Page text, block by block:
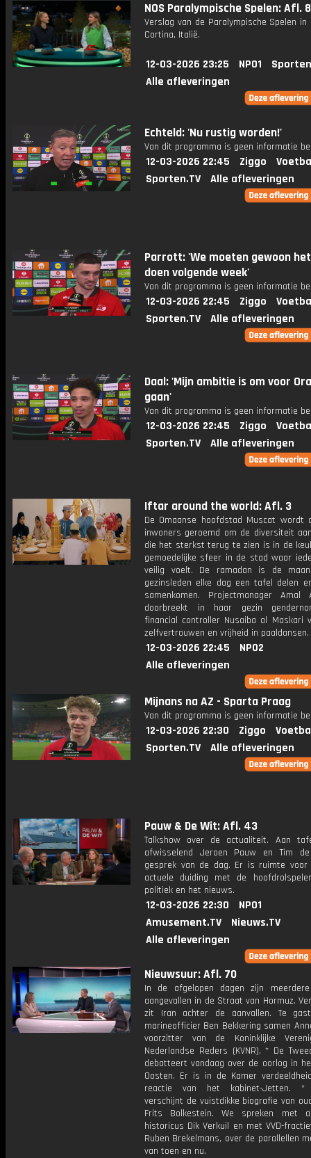
NOS Paralympische Spelen: Afl. 8
Verslag van de Paralympische Spelen in
Cortina, Italië.
12-03-2026 23:25 NPO1
Alle afleveringen
Echteld: 'Nu rustig worden!'
Van dit programma is geen informatie
12-03-2026 22:45 Ziggo
Sporten.TV
Alle afleveringen
Parrott: 'We moeten gewoon
doen volgende week'
Van dit programma is geen informatie
12-03-2026 22:45 Ziggo
Sporten.TV
Alle afleveringen
Daal: 'Mijn ambitie is om voor
gaan'
Van dit programma is geen informatie
12-03-2026 22:45 Ziggo
Sporten.TV
Alle afleveringen
Iftar around the world: Afl. 3
De Omaanse hoofdstad Muscat wordt
inwoners geroemd om de diversiteit
die het sterkst terug te zien is in de
gemoedelijke sfeer in de stad waar
veilig voelt. De ramadan is de
gezinsleden elke dag een tafel delen
samenkomen. Projectmanager Amal
doorbreekt in haar gezin
financial controller Nusaiba al Maskari
zelfvertrouwen en vrijheid in paaldansen.
12-03-2026 22:45
NPO2
Alle afleveringen
Mijnans na AZ - Sparta Praag
Van dit programma is geen informatie
12-03-2026 22:30 Ziggo
Sporten.TV
Alle afleveringen
Pauw & De Wit: Afl. 43
Talkshow over de actualiteit. Aan
afwisselend Jeroen Pauw en Tim
gesprek van de dag. Er is ruimte
actuele duiding met de
politiek en het nieuws.
12-03-2026 22:30
NPO1
Amusement.TV
Nieuws.TV
Alle afleveringen
Nieuwsuur: Afl. 70
In de afgelopen dagen zijn
aangevallen in de Straat van Hormuz.
zit Iran achter de aanvallen. Te
marineofficier Ben Bekkering samen
voorzitter van de Koninklijke
Nederlandse Reders (KVNR). * De
debatteert vandaag over de oorlog in
Oosten. Er is in de Kamer
reactie van het kabinet-Jetten. *
verschijnt de vuistdikke biografie van
Frits Bolkestein. We spreken met
historicus Dik Verkuil en met VVD-
Ruben Brekelmans, over de parallellen
van toen en nu.